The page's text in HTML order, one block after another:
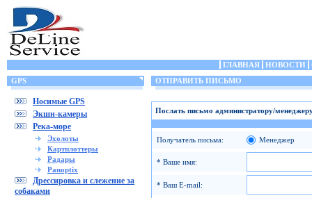
ГЛАВНАЯ НОВОСТИ
GPS
Носимые GPS
Экшн-камеры
Река-море
Эхолоты
Картплоттеры
Радары
Panoptix
Дрессировка и слежение за
собаками
ОТПРАВИТЬ ПИСЬМО
Послать письмо администратору/
Получатель письма: Менеджер
* Ваше имя:
* Ваш E-mail: